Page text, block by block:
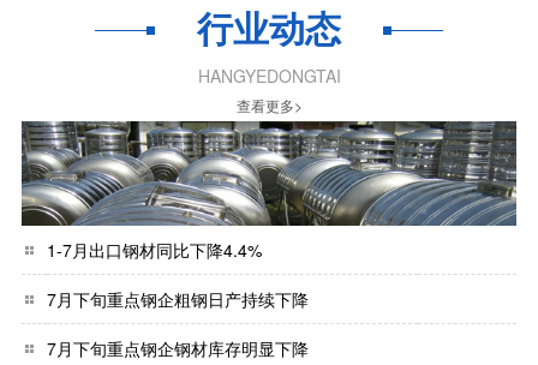
行业动态
HANGYEDONGTAI
查看更多>
1-7月出口钢材同比下降4.4%
7月下旬重点钢企粗钢日产持续下降
7月下旬重点钢企钢材库存明显下降